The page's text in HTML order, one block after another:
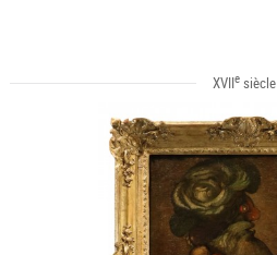
XVIIesiècle